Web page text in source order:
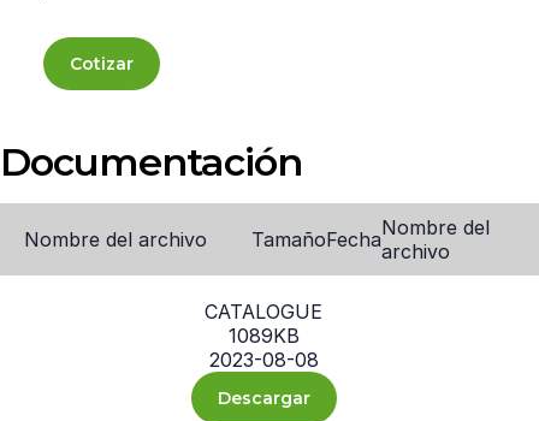
Cotizar
Documentación
Nombre del archivo TamañoFechaNombre del
archivo
CATALOGUE
1089KB
2023-08-08
Descargar